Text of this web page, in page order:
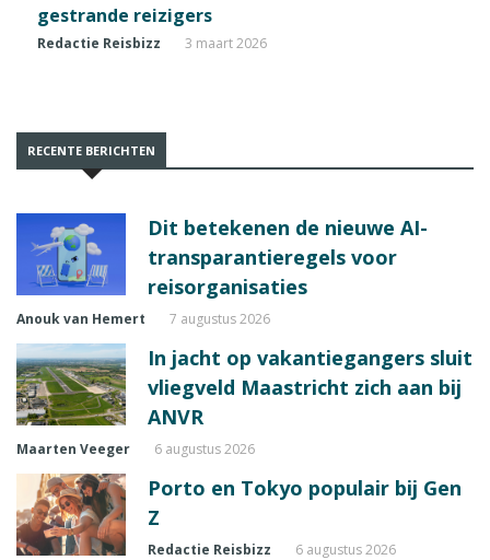
gestrande reizigers
Redactie Reisbizz 3 maart 2026
RECENTE BERICHTEN
Dit betekenen de nieuwe AI-
transparantieregels voor
reisorganisaties
Anouk van Hemert 7 augustus 2026
In jacht op vakantiegangers sluit
vliegveld Maastricht zich aan bij
ANVR
Maarten Veeger 6 augustus 2026
Porto en Tokyo populair bij Gen
Z
Redactie Reisbizz 6 augustus 2026